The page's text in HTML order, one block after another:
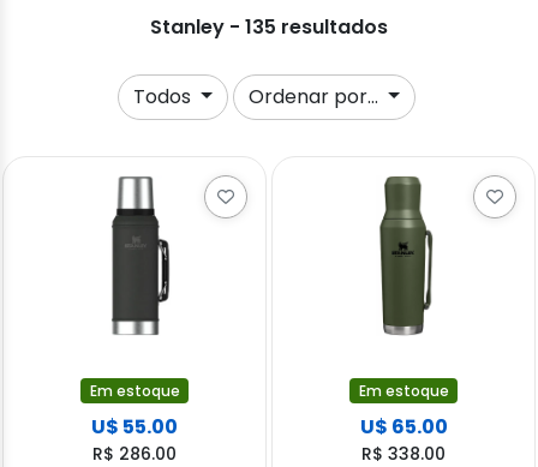
Stanley - 135 resultados
Todos Ordenar por...
Em estoque
U$ 55.00
R$ 286.00
Em estoque
U$ 65.00
R$ 338.00